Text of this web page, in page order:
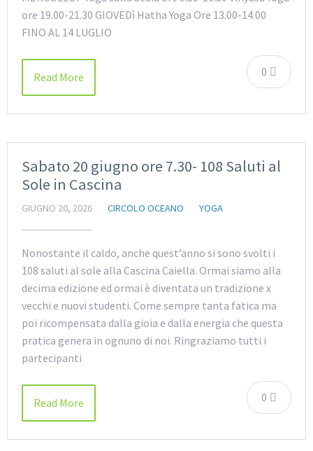
ore 19.00-21.30 GIOVEDì Hatha Yoga Ore 13.00-14.00
FINO AL 14 LUGLIO
0
Read More
Sabato 20 giugno ore 7.30- 108 Saluti al
Sole in Cascina
GIUGNO 20, 2026 CIRCOLO OCEANO YOGA
Nonostante il caldo, anche quest’anno si sono svolti i
108 saluti al sole alla Cascina Caiella. Ormai siamo alla
decima edizione ed ormai è diventata un tradizione x
vecchi e nuovi studenti. Come sempre tanta fatica ma
poi ricompensata dalla gioia e dalla energia che questa
pratica genera in ognuno di noi. Ringraziamo tutti i
partecipanti
0
Read More